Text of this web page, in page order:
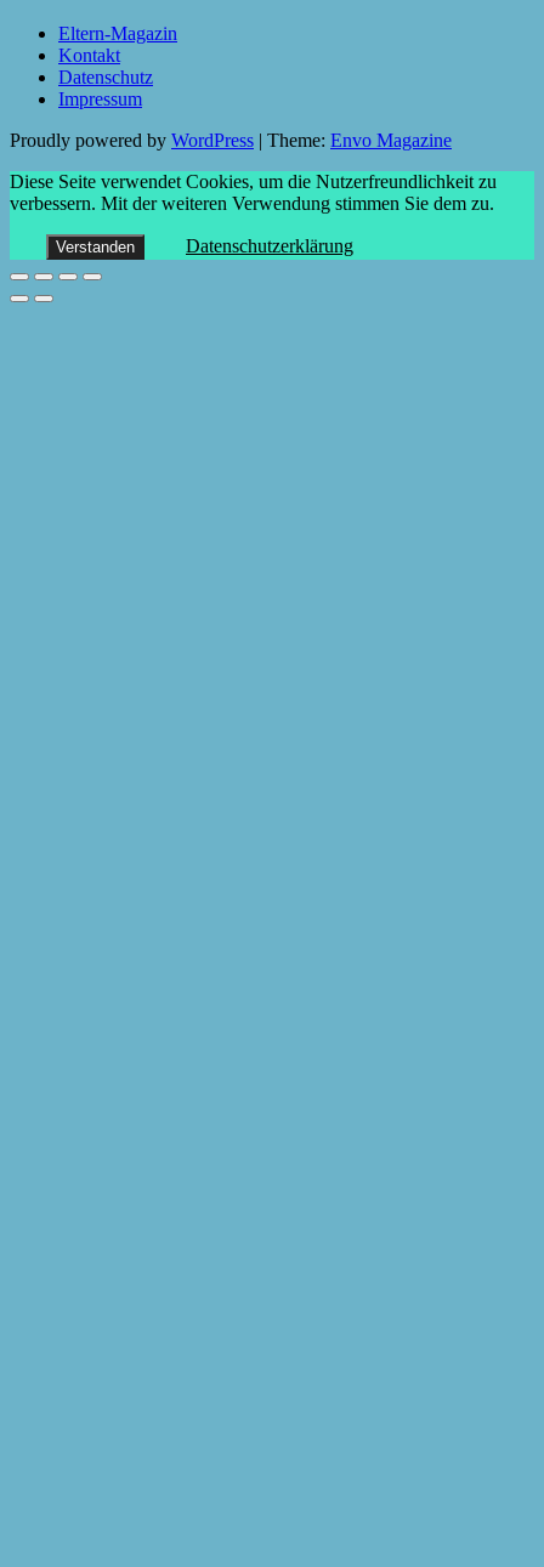
Eltern-Magazin
Kontakt
Datenschutz
Impressum
Proudly powered by WordPress | Theme: Envo Magazine
Diese Seite verwendet Cookies, um die Nutzerfreundlichkeit zu
verbessern. Mit der weiteren Verwendung stimmen Sie dem zu.
Verstanden Datenschutzerklärung